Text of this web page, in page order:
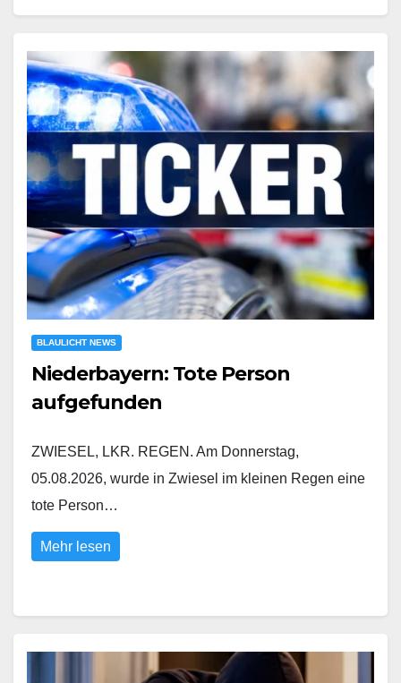
BLAULICHT NEWS
Niederbayern: Tote Person
aufgefunden
ZWIESEL, LKR. REGEN. Am Donnerstag,
05.08.2026, wurde in Zwiesel im kleinen Regen eine
tote Person…
Mehr lesen